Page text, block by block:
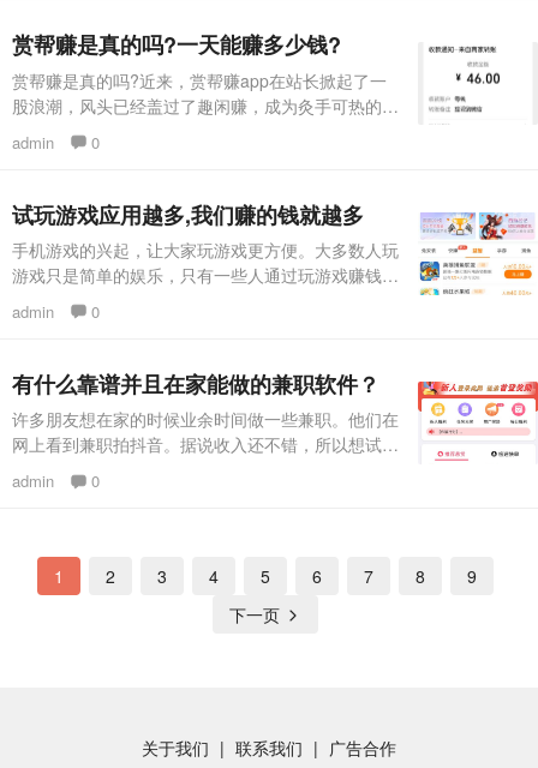
美。 苹果除了试玩还有哪些赚钱的app?老司机给大
家盘点一下。 那么还有什么其他赚钱app可以弥补这
个缺点呢?回答是肯定的，苹果手机除了试玩赚钱，
还
赏帮赚是真的吗?一天能赚多少钱?
赏帮赚是真的吗?近来，赏帮赚app在站长掀起了一
股浪潮，风头已经盖过了趣闲赚，成为灸手可热的兼
职app。而且对刚接触悬赏平台的朋友来说，最关心
还是赏帮赚是真的?一天能赚多少钱?这是人之常
这篇文章，你对这个app有了更深入的了解。赏帮赚
app做任务赚钱是真的吗?先给你一个肯定的答案：
真的，赏帮赚做任务赚钱是真的，小编现在每天也会
抽空去赏帮赚做任务赚点零花
admin 0
试玩游戏应用越多,我们赚的钱就越多
手机游戏的兴起，让大家玩游戏更方便。大多数人玩
游戏只是简单的娱乐，只有一些人通过玩游戏赚钱。
一些痴迷于游戏的朋友特别渴望找到赚钱的游戏，希
望在体验游戏乐趣的同时获得收入。 如果你是苹果
专门为苹果手机定制的。下载安装试用app后，点击
试用赚钱，按照提示一步一步操作。试用app每天都
会发布大量的下载试用和游戏任务。试用任务奖励从
1元开始，游戏
admin 0
有什么靠谱并且在家能做的兼职软件？
许多朋友想在家的时候业余时间做一些兼职。他们在
网上看到兼职拍抖音。据说收入还不错，所以想试
试。毕竟拍抖音赚钱不难。但是实际操作会发现这种
拍抖音兼职是假的，根本没有这样的兼职软件，都是
网上带拍抖音的兼职软件基本不靠谱。 假如你想在
网上兼职赚钱，其实还有一些更容易赚钱的项目。今
admin 0
1 2 3 4 5 6 7 8
9
下一页
关于我们 联系我们 广告合作